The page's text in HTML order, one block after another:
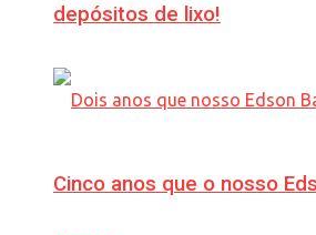
depósitos de lixo!
Cinco anos que o nosso